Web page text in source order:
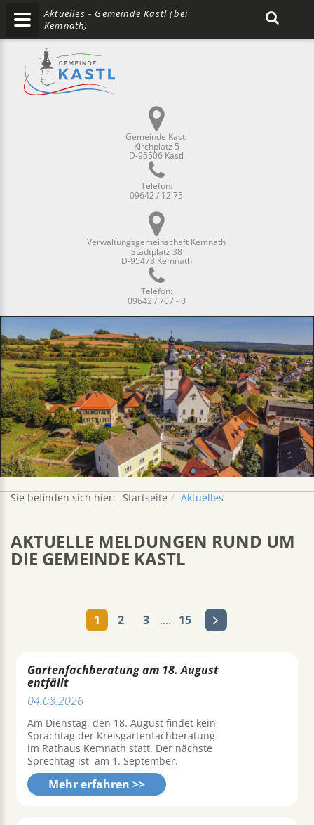
Gemeinde Kastl
Kirchplatz 5
D-95506 Kastl
Telefon:
09642 / 12 75
Verwaltungsgemeinschaft Kemnath
Stadtplatz 38
D-95478 Kemnath
Telefon:
09642 / 707 - 0
Sie befinden sich hier: Startseite Aktuelles
AKTUELLE MELDUNGEN RUND UM
DIE GEMEINDE KASTL
1 2 3 .... 15
Gartenfachberatung am 18. August
entfällt
04.08.2026
Am Dienstag, den 18. August findet kein
Sprachtag der Kreisgartenfachberatung
im Rathaus Kemnath statt. Der nächste
Sprechtag ist am 1. September.
Mehr erfahren >>
Aktuelles - Gemeinde Kastl (bei
Kemnath)